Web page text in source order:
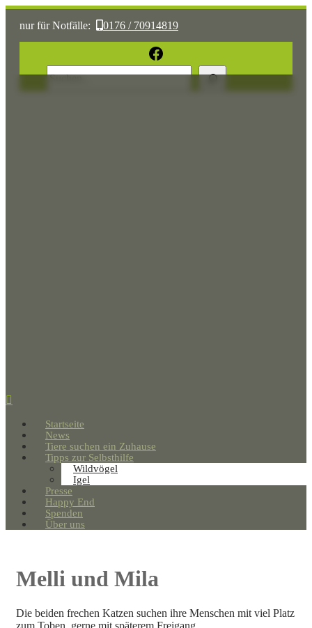
nur für Notfälle: 0176 / 70914819
Sonst: tierhilfe.wolfsburg@t-online.de
Facebook
Startseite
News
Tiere suchen ein Zuhause
Tipps zur Selbsthilfe
Wildvögel
Igel
Presse
Happy End
Spenden
Über uns
Melli und Mila
Die beiden frechen Katzen suchen ihre Menschen mit viel Platz
zum Toben, gerne mit späterem Freigang.